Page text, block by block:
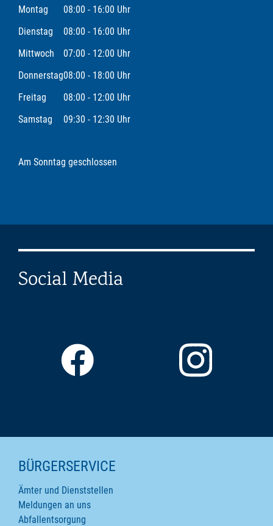
Montag
08:00 - 16:00 Uhr
Dienstag
08:00 - 16:00 Uhr
Mittwoch
07:00 - 12:00 Uhr
Donnerstag08:00 - 18:00 Uhr
Freitag
08:00 - 12:00 Uhr
Samstag
09:30 - 12:30 Uhr
Am Sonntag geschlossen
Social Media
SEITENINHALTE
BÜRGERSERVICE
Ämter und Dienststellen
Meldungen an uns
Abfallentsorgung